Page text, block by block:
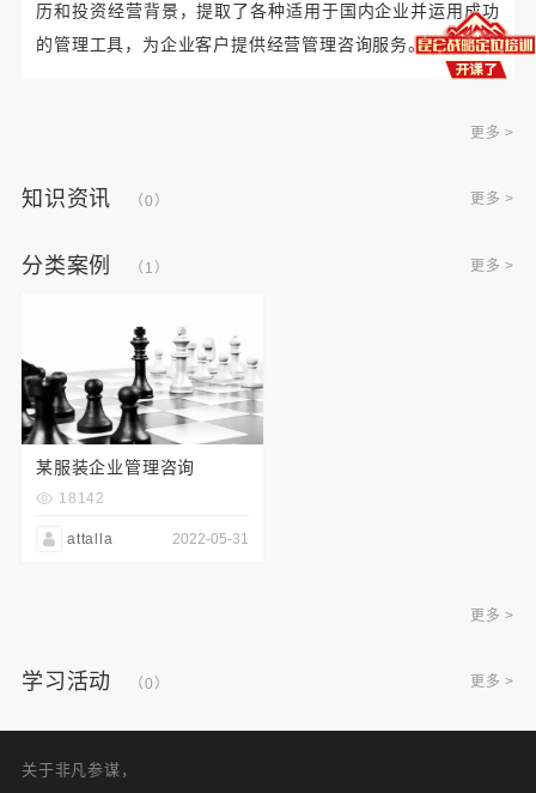
历和投资经营背景，提取了各种适用于国内企业并运用成功
的管理工具，为企业客户提供经营管理咨询服务。
更多 >
知识资讯 （0） 更多 >
分类案例 （1） 更多 >
某服装企业管理咨询
18142
attalla 2022-05-31
更多 >
学习活动 （0） 更多 >
关于非凡参谋，